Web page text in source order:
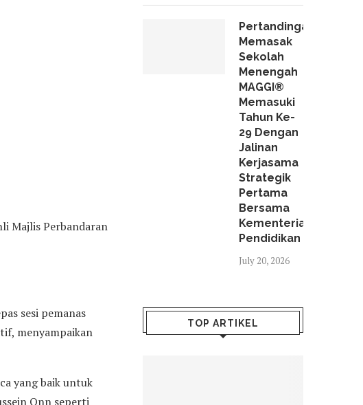
Majlis Perbandaran
sesi pemanas
menyampaikan
yang baik untuk
Onn seperti
Pertandingan
Memasak
Sekolah
Menengah
MAGGI®
Memasuki
Tahun Ke-
29 Dengan
Jalinan
Kerjasama
Strategik
Pertama
Bersama
Kementerian
Pendidikan
July 20, 2026
TOP ARTIKEL